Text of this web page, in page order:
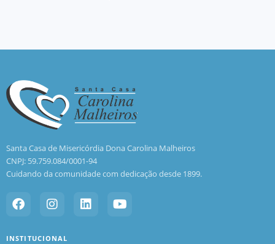
Santa Casa de Misericórdia Dona Carolina Malheiros
CNPJ: 59.759.084/0001-94
Cuidando da comunidade com dedicação desde 1899.
INSTITUCIONAL